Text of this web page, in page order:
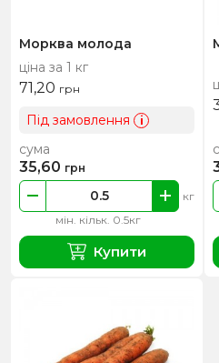
Морква молода
ціна за 1 кг
71,20 грн
Під замовлення i
мін. кільк. 0.5кг
кг
сума
35,60 грн
Купити